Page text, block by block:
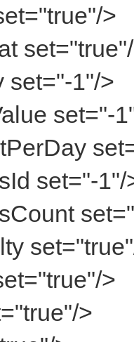
>
set="-1"/>
set="-
set="-1"/
>
>